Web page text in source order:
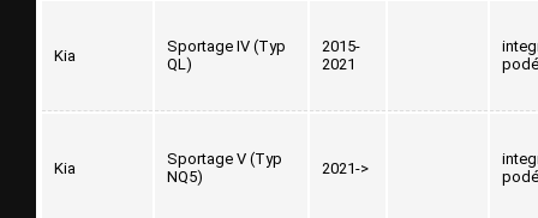
Kia
Sportage IV (Typ
QL)
2015-
2021
Kia
Sportage V (Typ
NQ5)
2021->